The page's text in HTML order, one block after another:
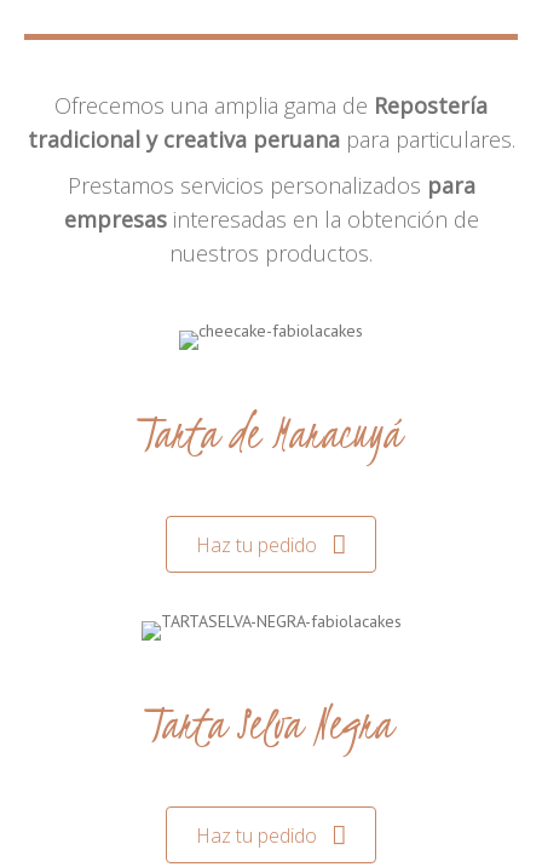
Ofrecemos una amplia gama de Repostería
tradicional y creativa peruanapara particulares.
Prestamos servicios personalizados para
empresasinteresadas en la obtención de
nuestros productos.
Tarta de Maracuyá
Haz tu pedido
Tarta Selva Negra
Haz tu pedido